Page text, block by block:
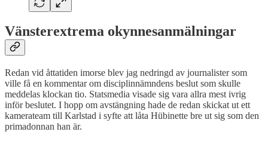
Vänsterextrema okynnesanmälningar
Redan vid åttatiden imorse blev jag nedringd av journalister som
ville få en kommentar om disciplinnämndens beslut som skulle
meddelas klockan tio. Statsmedia visade sig vara allra mest ivrig
inför beslutet. I hopp om avstängning hade de redan skickat ut ett
kamerateam till Karlstad i syfte att låta Hübinette bre ut sig som den
primadonnan han är.